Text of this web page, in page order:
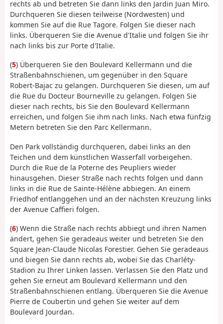
rechts ab und betreten Sie dann links den Jardin Juan Miro.
Durchqueren Sie diesen teilweise (Nordwesten) und
kommen Sie auf die Rue Tagore. Folgen Sie dieser nach
links. Überqueren Sie die Avenue d'Italie und folgen Sie ihr
nach links bis zur Porte d'Italie.
(5) Überqueren Sie den Boulevard Kellermann und die
Straßenbahnschienen, um gegenüber in den Square
Robert-Bajac zu gelangen. Durchqueren Sie diesen, um auf
die Rue du Docteur Bourneville zu gelangen. Folgen Sie
dieser nach rechts, bis Sie den Boulevard Kellermann
erreichen, und folgen Sie ihm nach links. Nach etwa fünfzig
Metern betreten Sie den Parc Kellermann.
Den Park vollständig durchqueren, dabei links an den
Teichen und dem künstlichen Wasserfall vorbeigehen.
Durch die Rue de la Poterne des Peupliers wieder
hinausgehen. Dieser Straße nach rechts folgen und dann
links in die Rue de Sainte-Hélène abbiegen. An einem
Friedhof entlanggehen und an der nächsten Kreuzung links
der Avenue Caffieri folgen.
(6) Wenn die Straße nach rechts abbiegt und ihren Namen
ändert, gehen Sie geradeaus weiter und betreten Sie den
Square Jean-Claude Nicolas Forestier. Gehen Sie geradeaus
und biegen Sie dann rechts ab, wobei Sie das Charléty-
Stadion zu Ihrer Linken lassen. Verlassen Sie den Platz und
gehen Sie erneut am Boulevard Kellermann und den
Straßenbahnschienen entlang. Überqueren Sie die Avenue
Pierre de Coubertin und gehen Sie weiter auf dem
Boulevard Jourdan.